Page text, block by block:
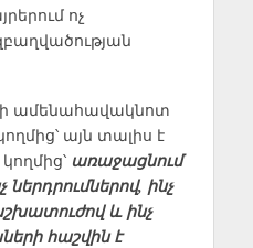
ոչ
ամենահավակնոտ
այն տալիս է
առաջացնում
ներդրումներով, ինչ
և ինչ
հաշվին է